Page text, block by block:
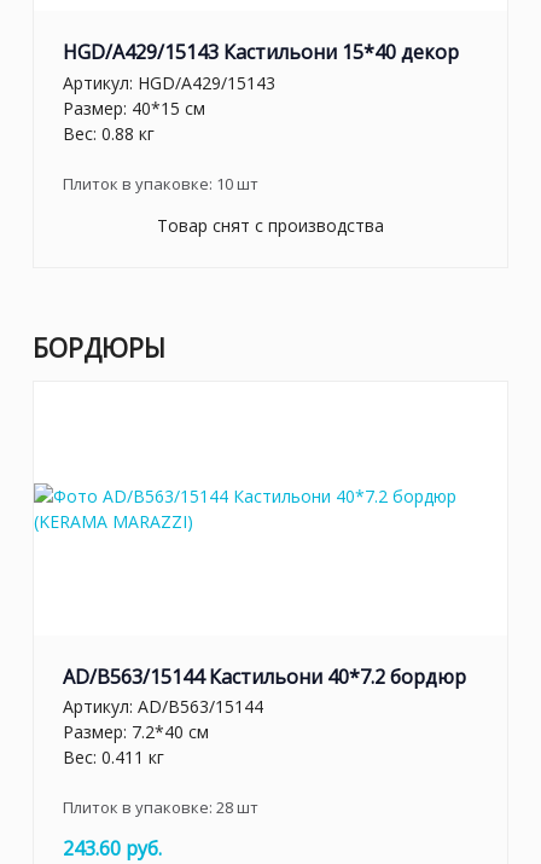
HGD/A429/15143 Кастильони 15*40 декор
Артикул: HGD/A429/15143
Размер: 40*15 см
Вес: 0.88 кг
Плиток в упаковке: 10шт
Товар снят с производства
БОРДЮРЫ
AD/B563/15144 Кастильони 40*7.2 бордюр
Артикул: AD/B563/15144
Размер: 7.2*40 см
Вес: 0.411 кг
Плиток в упаковке: 28шт
243.60 руб.